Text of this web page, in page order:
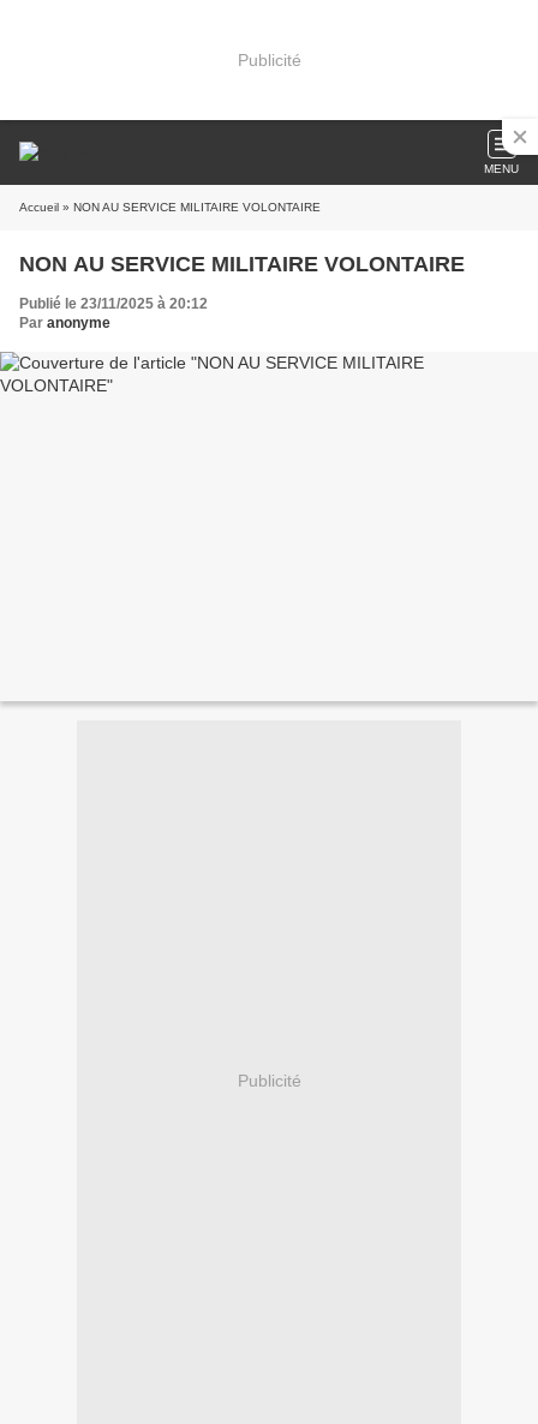
Publicité
MENU
Accueil » NON AU SERVICE MILITAIRE VOLONTAIRE
NON AU SERVICE MILITAIRE VOLONTAIRE
Publié le 23/11/2025 à 20:12
Par anonyme
Publicité